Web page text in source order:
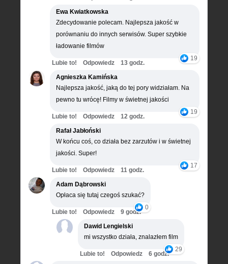
Ewa Kwiatkowska
Zdecydowanie polecam. Najlepsza jakość w
porównaniu do innych serwisów. Super szybkie
ładowanie filmów
19
Lubie to! Odpowiedz
13 godz.
Agnieszka Kamińska
Najlepsza jakość, jaką do tej pory widziałam. Na
pewno tu wrócę! Filmy w świetnej jakości
19
Lubie to! Odpowiedz
12 godz.
Rafał Jabłoński
W końcu coś, co działa bez zarzutów i w świetnej
jakości. Super!
17
Lubie to! Odpowiedz
11 godz.
Adam Dąbrowski
Opłaca się tutaj czegoś szukać?
0
Lubie to! Odpowiedz
9 godz.
Dawid Lengielski
mi wszystko działa, znalazłem film
29
Lubie to! Odpowiedz
6 godz.